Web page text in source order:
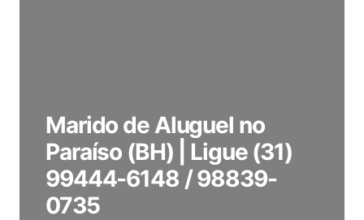
Marido de Aluguel no
Paraíso (BH) | Ligue (31)
99444-6148 / 98839-
0735